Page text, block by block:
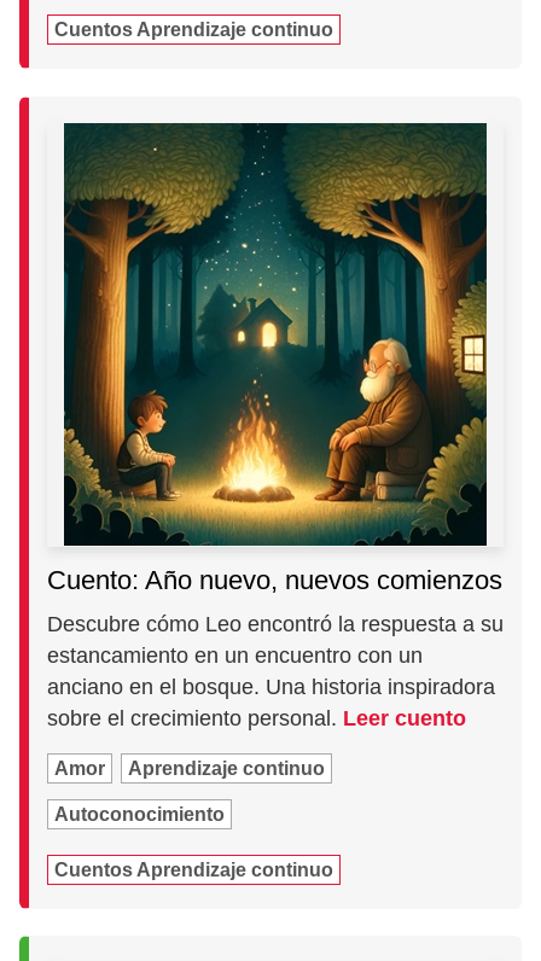
Cuentos Aprendizaje continuo
Cuento: Año nuevo, nuevos comienzos
Descubre cómo Leo encontró la respuesta a su
estancamiento en un encuentro con un
anciano en el bosque. Una historia inspiradora
sobre el crecimiento personal. Leer cuento
Amor Aprendizaje continuo
Autoconocimiento
Cuentos Aprendizaje continuo